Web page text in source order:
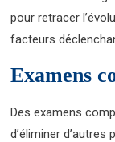
pour retracer
facteurs
Examens
Des examens
d’éliminer